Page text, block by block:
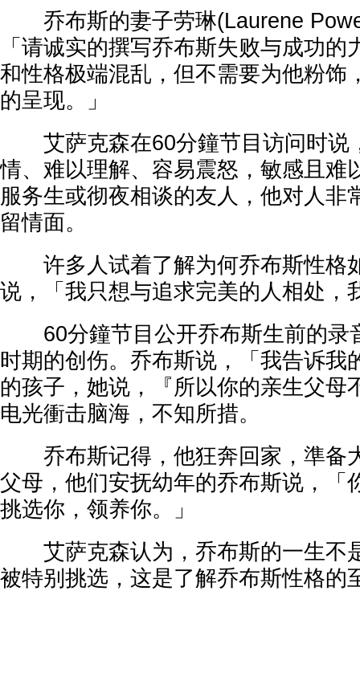
乔布斯的妻子劳琳(Laurene
「请诚实的撰写乔布斯失败与成功
和性格极端混乱，但不需要为他粉饰
的呈现。」
艾萨克森在60分鐘节目访问时说
情、难以理解、容易震怒，敏感且难
服务生或彻夜相谈的友人，他对人非
留情面。
许多人试着了解为何乔布斯性格
说，「我只想与追求完美的人相处，
60分鐘节目公开乔布斯生前的录
时期的创伤。乔布斯说，「我告诉我
的孩子，她说，『所以你的亲生父母
电光衝击脑海，不知所措。
乔布斯记得，他狂奔回家，準备
父母，他们安抚幼年的乔布斯说，「
挑选你，领养你。」
艾萨克森认为，乔布斯的一生不
被特别挑选，这是了解乔布斯性格的